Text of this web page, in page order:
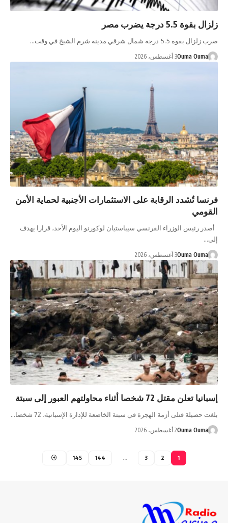
زلزال بقوة 5.5 درجة يضرب مصر
ضرب زلزال بقوة 5.5 درجة شمال شرقي مدينة شرم الشيخ في وقت…
Ouma Ouma3 أغسطس، 2026
فرنسا تُشدد الرقابة على الاستثمارات الأجنبية لحماية الأمن
القومي
⁠أصدر رئيس الوزراء الفرنسي سيباستيان لوكورنو اليوم الأحد، قرارا يهدف
إلى…
Ouma Ouma3 أغسطس، 2026
إسبانيا تعلن مقتل 72 شخصا أثناء محاولتهم العبور إلى سبتة
بلغت حصيلة قتلى أزمة الهجرة في سبتة الخاضعة للإدارة الإسبانية، 72 شخصا…
Ouma Ouma2 أغسطس، 2026
1
2
3
…
144
145